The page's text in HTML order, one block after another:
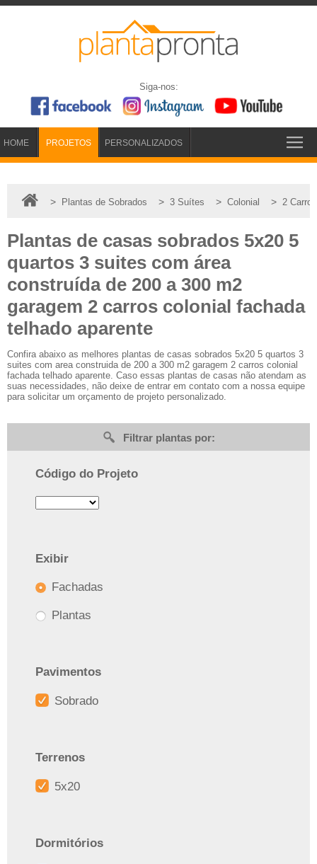
Siga-nos:
HOME PROJETOS PERSONALIZADOS
> Plantas de Sobrados > 3 Suítes > Colonial > 2 Carros
Plantas de casas sobrados 5x20 5
quartos 3 suites com área
construída de 200 a 300 m2
garagem 2 carros colonial fachada
telhado aparente
Confira abaixo as melhores plantas de casas sobrados 5x20 5 quartos 3
suites com area construida de 200 a 300 m2 garagem 2 carros colonial
fachada telhado aparente. Caso essas plantas de casas não atendam as
suas necessidades, não deixe de entrar em contato com a nossa equipe
para solicitar um orçamento de projeto personalizado.
Filtrar plantas por:
Código do Projeto
Exibir
Fachadas
Plantas
Pavimentos
Sobrado
Terrenos
5x20
Dormitórios